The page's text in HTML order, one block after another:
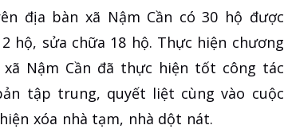
địa bàn xã Nậm Cần có 30 hộ được
hộ, sửa chữa 18 hộ. Thực hiện chương
Nậm Cần đã thực hiện tốt công tác
tập trung, quyết liệt cùng vào cuộc
xóa nhà tạm, nhà dột nát.